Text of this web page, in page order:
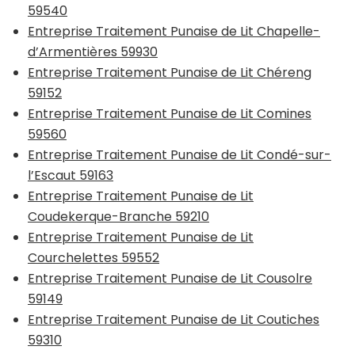
59540
Entreprise Traitement Punaise de Lit Chapelle-
d’Armentières 59930
Entreprise Traitement Punaise de Lit Chéreng
59152
Entreprise Traitement Punaise de Lit Comines
59560
Entreprise Traitement Punaise de Lit Condé-sur-
l’Escaut 59163
Entreprise Traitement Punaise de Lit
Coudekerque-Branche 59210
Entreprise Traitement Punaise de Lit
Courchelettes 59552
Entreprise Traitement Punaise de Lit Cousolre
59149
Entreprise Traitement Punaise de Lit Coutiches
59310